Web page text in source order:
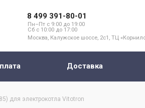
8 499 391-80-01
Пн–Пт с 9:00 до 19:00
Сб с 10:00 до 17:00
Москва, Калужское шоссе, 2с1, ТЦ
Доставка
для электрокотла Vitotron